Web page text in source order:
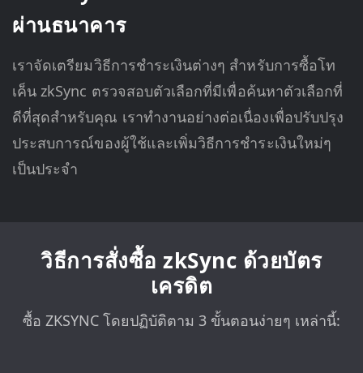
ผ่านธนาคาร
เราจัดเตรียมวิธีการชำระเงินต่างๆ สำหรับการซื้อโท
เค็น zkSync ตรวจสอบตัวเลือกที่มีเพื่อค้นหาตัวเลือกที่
ดีที่สุดสำหรับคุณ เราทำงานอย่างต่อเนื่องเพื่อปรับปรุง
ประสบการณ์ของผู้ใช้และเพิ่มวิธีการชำระเงินใหม่ๆ
เป็นประจำ
วิธีการสั่งซื้อ zkSync ด้วยบัตร
เครดิต
ซื้อ ZKSYNC โดยปฏิบัติตาม 3 ขั้นตอนง่ายๆ เหล่านี้: